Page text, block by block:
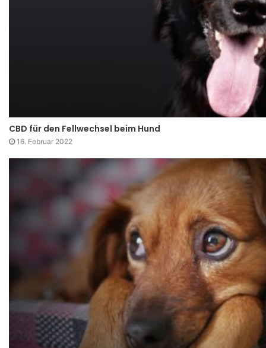
CBD für den Fellwechsel beim Hund
16. Februar 2022